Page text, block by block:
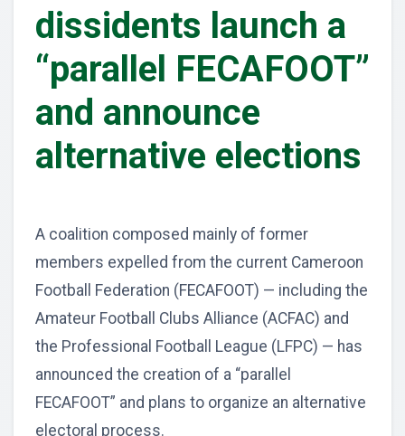
dissidents launch a
“parallel FECAFOOT”
and announce
alternative elections
A coalition composed mainly of former
members expelled from the current Cameroon
Football Federation (FECAFOOT) — including the
Amateur Football Clubs Alliance (ACFAC) and
the Professional Football League (LFPC) — has
announced the creation of a “parallel
FECAFOOT” and plans to organize an alternative
electoral process.